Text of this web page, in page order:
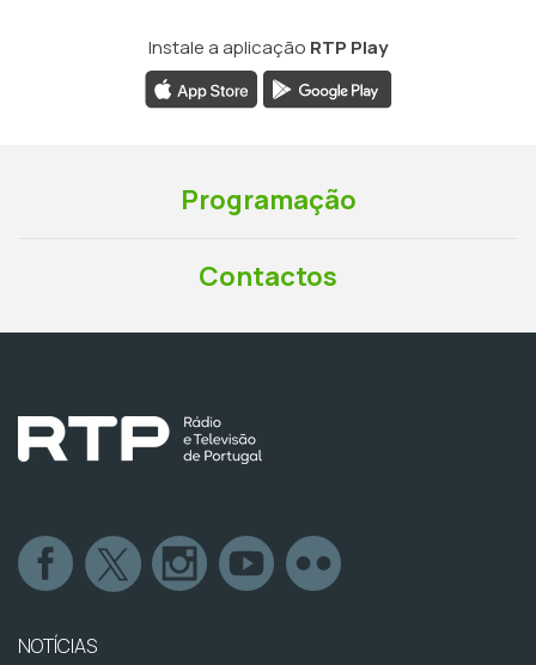
Instale a aplicação RTP Play
Programação
Contactos
NOTÍCIAS